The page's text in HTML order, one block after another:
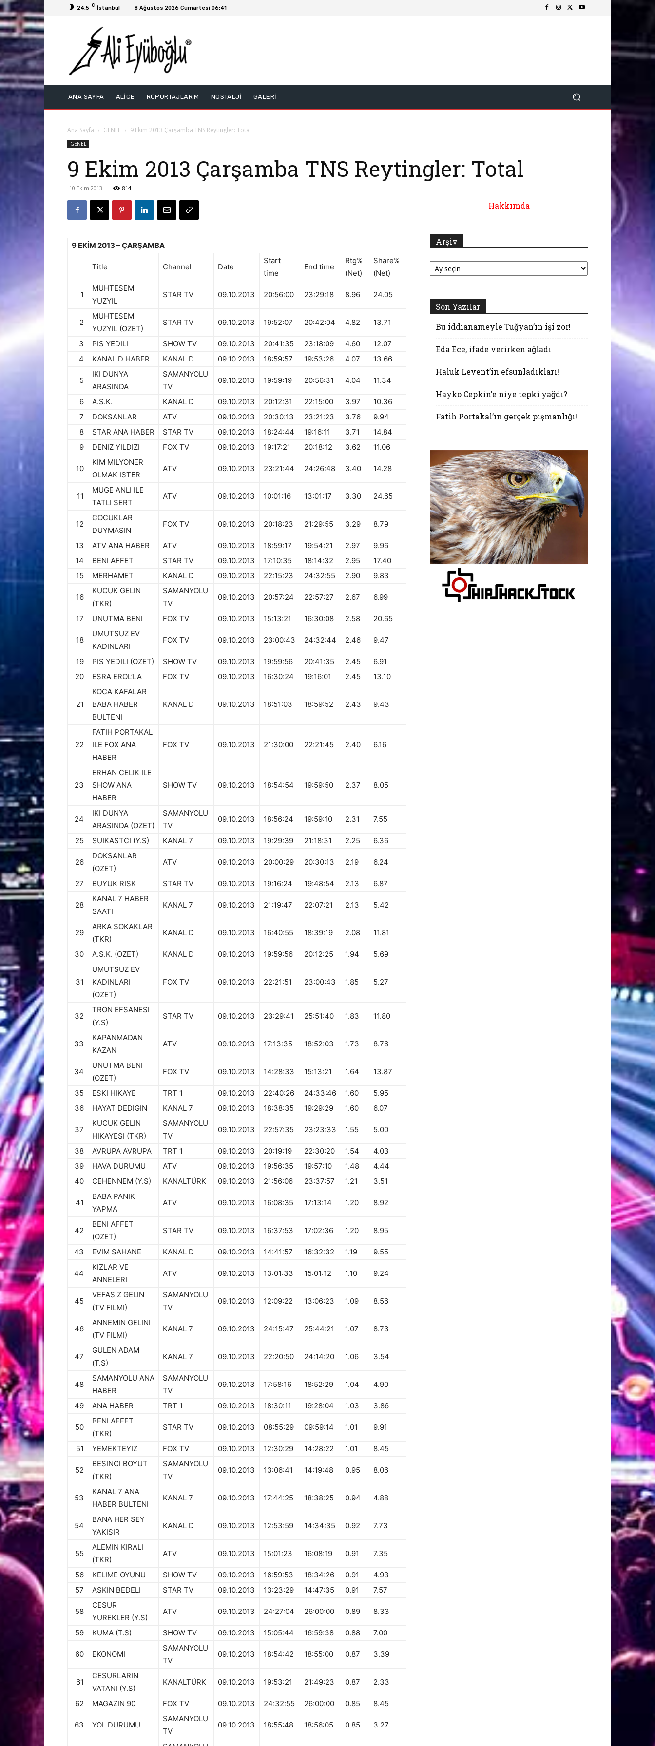
24.5 C İstanbul 8 Ağustos 2026 Cumartesi 06:41
ANA SAYFA ALİCE RÖPORTAJLARIM NOSTALJİ GALERİ
Ana Sayfa GENEL 9 Ekim 2013 Çarşamba TNS Reytingler: Total
GENEL
9 Ekim 2013 Çarşamba TNS Reytingler: Total
10 Ekim 2013 814
9 EKİM 2013 – ÇARŞAMBA
Title Channel Date
Start
time
End time
Rtg%
(Net)
Share%
(Net)
1
MUHTESEM
YUZYIL
STAR TV 09.10.2013 20:56:00 23:29:18 8.96 24.05
2
MUHTESEM
YUZYIL (OZET)
STAR TV 09.10.2013 19:52:07 20:42:04 4.82 13.71
3 PIS YEDILI SHOW TV 09.10.2013 20:41:35 23:18:09 4.60
12.07
4
KANAL D HABER KANAL D 09.10.2013 18:59:57 19:53:26 4.07 13.66
5
IKI DUNYA
ARASINDA
SAMANYOLU
TV
09.10.2013 19:59:19 20:56:31 4.04 11.34
6 A.S.K. KANAL D 09.10.2013 20:12:31 22:15:00 3.97
10.36
7
DOKSANLAR ATV 09.10.2013 20:30:13 23:21:23 3.76
9.94
8
STAR ANA HABER STAR TV 09.10.2013 18:24:44 19:16:11 3.71
14.84
9
DENIZ YILDIZI FOX TV 09.10.2013 19:17:21 20:18:12 3.62 11.06
10
KIM MILYONER
OLMAK ISTER
ATV 09.10.2013 23:21:44 24:26:48 3.40 14.28
11
MUGE ANLI ILE
TATLI SERT
ATV 09.10.2013 10:01:16 13:01:17 3.30 24.65
12
COCUKLAR
DUYMASIN
FOX TV 09.10.2013 20:18:23 21:29:55 3.29 8.79
13 ATV ANA HABER ATV 09.10.2013 18:59:17 19:54:21 2.97
9.96
14
BENI AFFET STAR TV 09.10.2013 17:10:35 18:14:32 2.95
17.40
15
MERHAMET KANAL D 09.10.2013 22:15:23 24:32:55 2.90 9.83
16
KUCUK GELIN
(TKR)
SAMANYOLU
TV
09.10.2013 20:57:24 22:57:27 2.67 6.99
17 UNUTMA BENI FOX TV 09.10.2013 15:13:21 16:30:08 2.58 20.65
18
UMUTSUZ EV
KADINLARI
FOX TV 09.10.2013 23:00:43 24:32:44 2.46 9.47
19 PIS YEDILI (OZET) SHOW TV 09.10.2013 19:59:56 20:41:35 2.45
6.91
20
ESRA EROL’LA FOX TV 09.10.2013 16:30:24 19:16:01 2.45 13.10
21
KOCA KAFALAR
BABA HABER
BULTENI
KANAL D 09.10.2013 18:51:03 18:59:52 2.43 9.43
22
FATIH PORTAKAL
ILE FOX ANA
HABER
FOX TV 09.10.2013 21:30:00 22:21:45 2.40 6.16
23
ERHAN CELIK ILE
SHOW ANA
HABER
SHOW TV 09.10.2013 18:54:54 19:59:50 2.37 8.05
24
IKI DUNYA
ARASINDA (OZET)
SAMANYOLU
TV
09.10.2013 18:56:24 19:59:10 2.31 7.55
25 SUIKASTCI (Y.S) KANAL 7 09.10.2013 19:29:39 21:18:31 2.25 6.36
26
DOKSANLAR
(OZET)
ATV 09.10.2013 20:00:29 20:30:13 2.19 6.24
27 BUYUK RISK STAR TV 09.10.2013 19:16:24 19:48:54 2.13 6.87
28
KANAL 7 HABER
SAATI
KANAL 7 09.10.2013 21:19:47 22:07:21 2.13 5.42
29
ARKA SOKAKLAR
(TKR)
KANAL D 09.10.2013 16:40:55 18:39:19 2.08 11.81
30 A.S.K. (OZET) KANAL D 09.10.2013 19:59:56 20:12:25 1.94 5.69
31
UMUTSUZ EV
KADINLARI
(OZET)
FOX TV 09.10.2013 22:21:51 23:00:43 1.85 5.27
32
TRON EFSANESI
(Y.S)
STAR TV 09.10.2013 23:29:41 25:51:40 1.83 11.80
33
KAPANMADAN
KAZAN
ATV 09.10.2013 17:13:35 18:52:03 1.73 8.76
34
UNUTMA BENI
(OZET)
FOX TV 09.10.2013 14:28:33 15:13:21 1.64 13.87
35 ESKI HIKAYE TRT 1 09.10.2013 22:40:26 24:33:46 1.60
5.95
36
HAYAT DEDIGIN KANAL 7 09.10.2013 18:38:35 19:29:29 1.60 6.07
37
KUCUK GELIN
HIKAYESI (TKR)
SAMANYOLU
TV
09.10.2013 22:57:35 23:23:33 1.55 5.00
38 AVRUPA AVRUPA TRT 1 09.10.2013 20:19:19 22:30:20 1.54
4.03
39
HAVA DURUMU ATV 09.10.2013 19:56:35 19:57:10 1.48
4.44
40
CEHENNEM (Y.S) KANALTÜRK 09.10.2013 21:56:06 23:37:57 1.21 3.51
41
BABA PANIK
YAPMA
ATV 09.10.2013 16:08:35 17:13:14 1.20 8.92
42
BENI AFFET
(OZET)
STAR TV 09.10.2013 16:37:53 17:02:36 1.20 8.95
43 EVIM SAHANE KANAL D 09.10.2013 14:41:57 16:32:32 1.19 9.55
44
KIZLAR VE
ANNELERI
ATV 09.10.2013 13:01:33 15:01:12 1.10 9.24
45
VEFASIZ GELIN
(TV FILMI)
SAMANYOLU
TV
09.10.2013 12:09:22 13:06:23 1.09 8.56
46
ANNEMIN GELINI
(TV FILMI)
KANAL 7 09.10.2013 24:15:47 25:44:21 1.07 8.73
47
GULEN ADAM
(T.S)
KANAL 7 09.10.2013 22:20:50 24:14:20 1.06 3.54
48
SAMANYOLU ANA
HABER
SAMANYOLU
TV
09.10.2013 17:58:16 18:52:29 1.04 4.90
49 ANA HABER TRT 1 09.10.2013 18:30:11 19:28:04 1.03 3.86
50
BENI AFFET
(TKR)
STAR TV 09.10.2013 08:55:29 09:59:14 1.01 9.91
51 YEMEKTEYIZ FOX TV 09.10.2013 12:30:29 14:28:22 1.01 8.45
52
BESINCI BOYUT
(TKR)
SAMANYOLU
TV
09.10.2013 13:06:41 14:19:48 0.95 8.06
53
KANAL 7 ANA
HABER BULTENI
KANAL 7 09.10.2013 17:44:25 18:38:25 0.94 4.88
54
BANA HER SEY
YAKISIR
KANAL D 09.10.2013 12:53:59 14:34:35 0.92 7.73
55
ALEMIN KIRALI
(TKR)
ATV 09.10.2013 15:01:23 16:08:19 0.91 7.35
56 KELIME OYUNU SHOW TV 09.10.2013 16:59:53 18:34:26 0.91
4.93
57
ASKIN BEDELI STAR TV 09.10.2013 13:23:29 14:47:35 0.91 7.57
58
CESUR
YUREKLER (Y.S)
ATV 09.10.2013 24:27:04 26:00:00 0.89 8.33
59 KUMA (T.S) SHOW TV 09.10.2013 15:05:44 16:59:38 0.88 7.00
60 EKONOMI
SAMANYOLU
TV
09.10.2013 18:54:42 18:55:00 0.87 3.39
61
CESURLARIN
VATANI (Y.S)
KANALTÜRK 09.10.2013 19:53:21 21:49:23 0.87 2.33
62 MAGAZIN 90 FOX TV 09.10.2013 24:32:55 26:00:00 0.85 8.45
63 YOL DURUMU
SAMANYOLU
TV
09.10.2013 18:55:48 18:56:05 0.85 3.27
Hakkımda
Arşiv
Arşiv
Son Yazılar
Bu iddianameyle Tuğyan’ın işi zor!
Eda Ece, ifade verirken ağladı
Haluk Levent’in efsunladıkları!
Hayko Cepkin’e niye tepki yağdı?
Fatih Portakal’ın gerçek pişmanlığı!